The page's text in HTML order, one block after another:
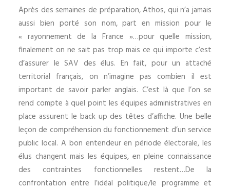
Après des semaines de préparation, Athos, qui n’a jamais
aussi bien porté son nom, part en mission pour le
« rayonnement de la France »…pour quelle mission,
finalement on ne sait pas trop mais ce qui importe c’est
d’assurer le SAV des élus. En fait, pour un attaché
territorial français, on n’imagine pas combien il est
important de savoir parler anglais. C’est là que l’on se
rend compte à quel point les équipes administratives en
place assurent le back up des têtes d’affiche. Une belle
leçon de compréhension du fonctionnement d’un service
public local. A bon entendeur en période électorale, les
élus changent mais les équipes, en pleine connaissance
des contraintes fonctionnelles restent…De la
confrontation entre l’idéal politique/le programme et